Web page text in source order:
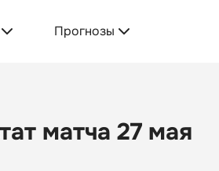
Прогнозы
матча 27 мая